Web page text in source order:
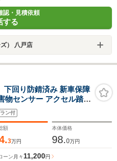
認・見積依頼
する
） 八戸店
回り防錆済み 新車保障
物センサー アクセル踏み
ン付
額
3万円
本体価格
98.0万円
ーン 月々 11,200円